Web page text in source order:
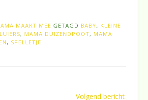
MAAKT MEE GETAGD BABY, KLEINE
LUIERS, MAMA DUIZENDPOOT, MAMA
, SPELLETJE
Volgend bericht